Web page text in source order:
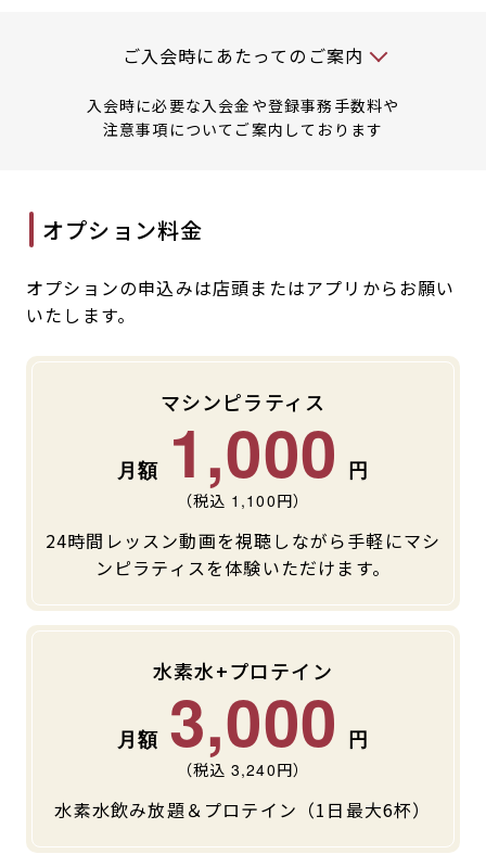
入会時には以下の料金が必要です
■貴重品につきましてはご自身で管理をお願いしま
■シャンプー・リンス・ボディーソープ・タオルの貸
し出しはございませんので、
各自でご用意をお願いいたします。
ご入会時にあたってのご案内
入会時に必要な入会金や登録事務手数料や
注意事項についてご案内しております
オプション料金
オプションの申込みは店頭またはアプリからお願い
いたします。
マシンピラティス
1,000
（税込 1,100円）
24時間レッスン動画を視聴しながら手軽にマシ
ンピラティスを体験いただけます。
水素水+プロテイン
3,000
（税込 3,240円）
水素水飲み放題＆プロテイン（1日最大6杯）